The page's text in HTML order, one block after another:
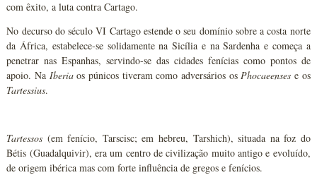
com êxito, a luta contra Cartago.
No decurso do século VI Cartago estende o seu domínio sobre a costa norte
da África, estabelece-se solidamente na Sicília e na Sardenha e começa a
penetrar nas Espanhas, servindo-se das cidades fenícias como pontos de
apoio. Na Iberiaos púnicos tiveram como adversários osPhocaeenses e os
Tartessius.
Tartessos (em fenício, Tarscisc; em hebreu, Tarshich), situada na foz do
Bétis (Guadalquivir), era um centro de civilização muito antigo e evoluído,
de origem ibérica mas com forte influência de gregos e fenícios.